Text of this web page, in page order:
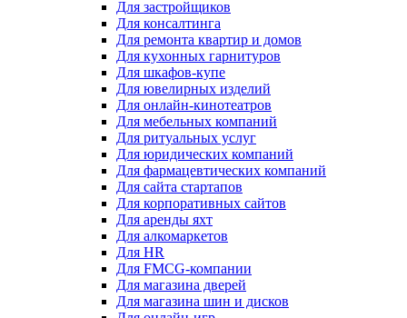
Для застройщиков
Для консалтинга
Для ремонта квартир и домов
Для кухонных гарнитуров
Для шкафов-купе
Для ювелирных изделий
Для онлайн-кинотеатров
Для мебельных компаний
Для ритуальных услуг
Для юридических компаний
Для фармацевтических компаний
Для сайта стартапов
Для корпоративных сайтов
Для аренды яхт
Для алкомаркетов
Для HR
Для FMCG-компании
Для магазина дверей
Для магазина шин и дисков